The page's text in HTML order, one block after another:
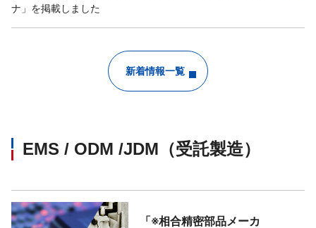
ナ」を掲載しました
新着情報一覧
EMS / ODM /JDM（受託製造）
「※相合精密部品メーカ